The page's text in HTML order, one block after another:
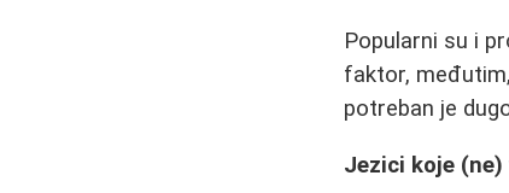
Popularni su i
faktor,
potreban je
Jezici koje